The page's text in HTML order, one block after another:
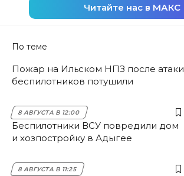
Читайте нас в МАКС
По теме
Пожар на Ильском НПЗ после атаки
беспилотников потушили
8 АВГУСТА В 12:00
Беспилотники ВСУ повредили дом
и хозпостройку в Адыгее
8 АВГУСТА В 11:25